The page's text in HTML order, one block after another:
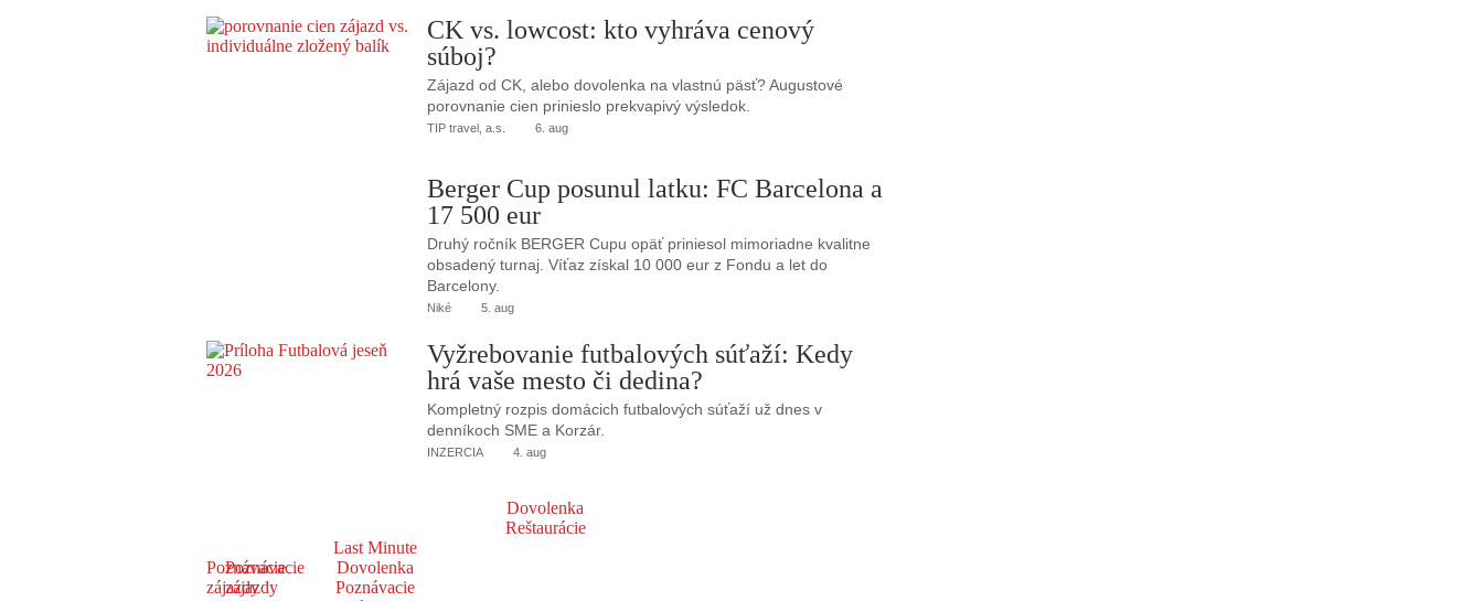
CK vs. lowcost: kto vyhráva cenový
súboj?
Zájazd od CK, alebo dovolenka na vlastnú päsť? Augustové
porovnanie cien prinieslo prekvapivý výsledok.
TIP travel, a.s. 6. aug
Berger Cup posunul latku: FC Barcelona a
17 500 eur
Druhý ročník BERGER Cupu opäť priniesol mimoriadne kvalitne
obsadený turnaj. Víťaz získal 10 000 eur z Fondu a let do
Barcelony.
Niké 5. aug
Vyžrebovanie futbalových súťaží: Kedy
hrá vaše mesto či dedina?
Kompletný rozpis domácich futbalových súťaží už dnes v
denníkoch SME a Korzár.
INZERCIA 4. aug
Dovolenka
Reštaurácie
Poznávacie
zájazdy
Poznávacie
zájazdy
Last Minute
Dovolenka
Poznávacie